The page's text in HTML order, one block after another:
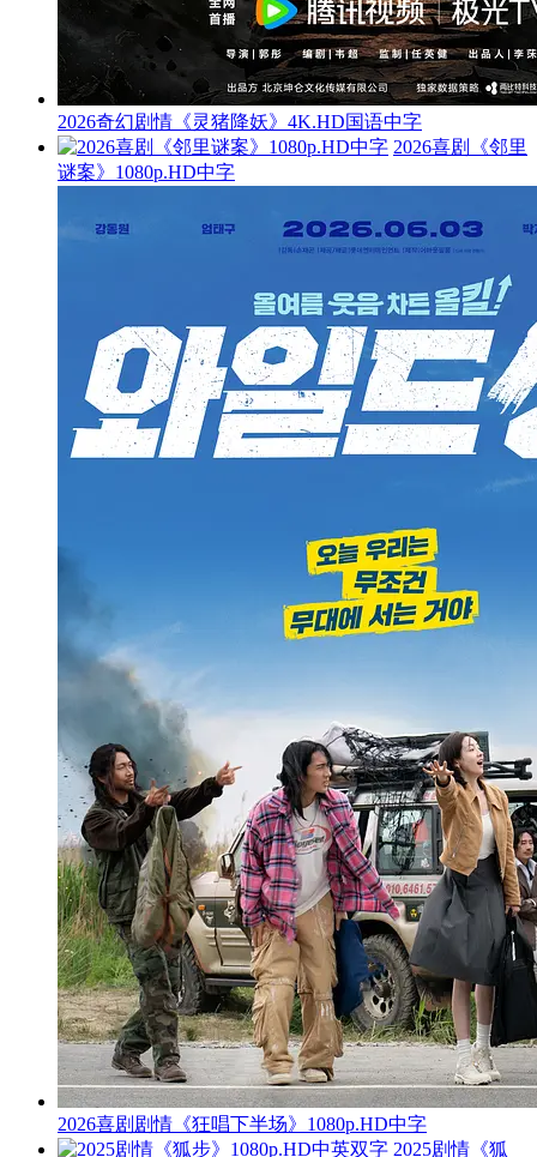
2026奇幻剧情《灵猪降妖》4K.HD国语中字
2026喜剧《邻里
谜案》1080p.HD中字
2026喜剧剧情《狂唱下半场》1080p.HD中字
2025剧情《狐